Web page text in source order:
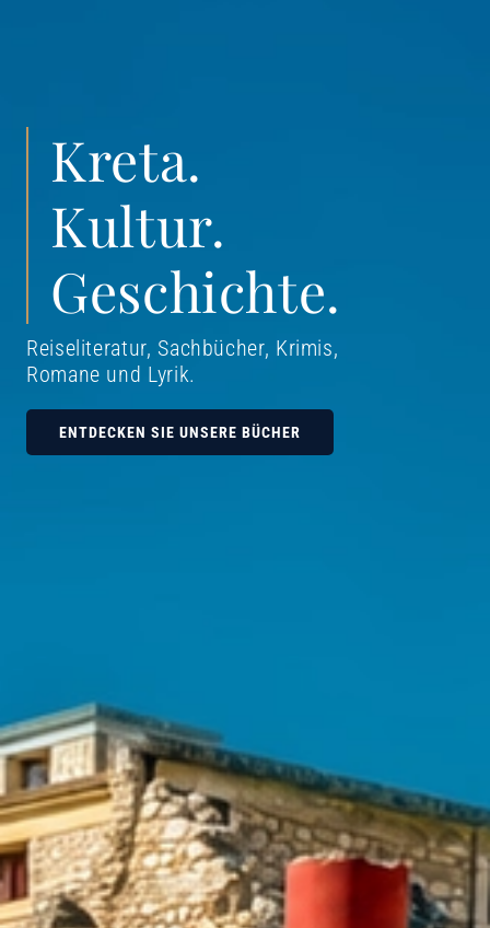
Kreta.
Kultur.
Geschichte.
Reiseliteratur, Sachbücher, Krimis,
Romane und Lyrik.
ENTDECKEN SIE UNSERE BÜCHER